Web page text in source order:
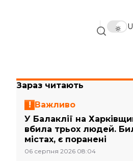
Зараз читають
Важливо
У Балаклії на
вбила трьох людей.
містах, є поранені
06 серпня 2026 08:04